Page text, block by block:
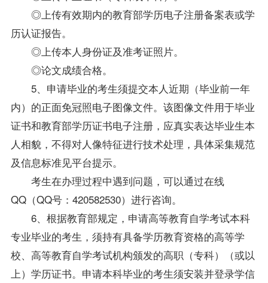
◎上传有效期内的教育部学历电子注册备案表或学
历认证报告。
◎上传本人身份证及准考证照片。
◎论文成绩合格。
5、申请毕业的考生须提交本人近期（毕业前一年
内）的正面免冠照电子图像文件。该图像文件用于毕业
证书和教育部学历证书电子注册，应真实表达毕业生本
人相貌，不得对人像特征进行技术处理，具体采集规范
及信息标准见平台提示。
考生在办理过程中遇到问题，可以通过在线
QQ（QQ号：420582530）进行咨询。
6、根据教育部规定，申请高等教育自学考试本科
专业毕业的考生，须持有具备学历教育资格的高等学
校、高等教育自学考试机构颁发的高职（专科）（或以
上）学历证书。申请本科毕业的考生须安装并登录学信